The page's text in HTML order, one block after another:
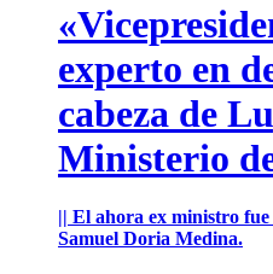
experto en
cabeza de
Ministerio
|| El ahora ex ministro
Samuel Doria Medina.